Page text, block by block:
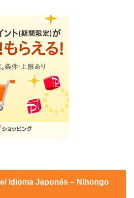
Idioma Japonés – Nihongo